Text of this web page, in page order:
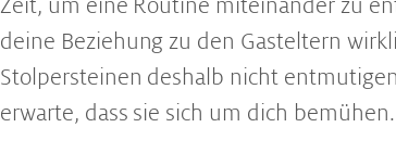
Zeit, um eine Routine miteinander zu
deine Beziehung zu den Gasteltern
Stolpersteinen deshalb nicht
erwarte, dass sie sich um dich